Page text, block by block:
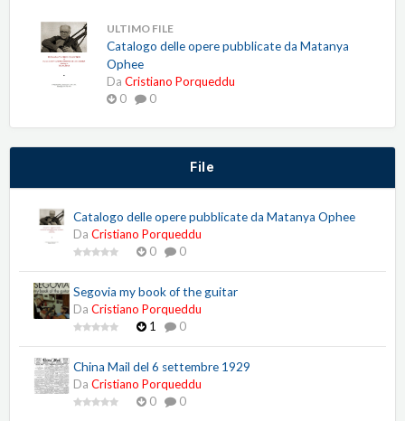
ULTIMO FILE
Catalogo delle opere pubblicate da Matanya
Ophee
Da Cristiano Porqueddu
0
0
File
Catalogo delle opere pubblicate da Matanya Ophee
Da Cristiano Porqueddu
0
0
Segovia my book of the guitar
Da Cristiano Porqueddu
1
0
China Mail del 6 settembre 1929
Da Cristiano Porqueddu
0
0